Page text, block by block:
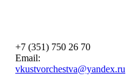
+7 (351) 750 26 70
Email:
vkustvorchestva@yandex.ru